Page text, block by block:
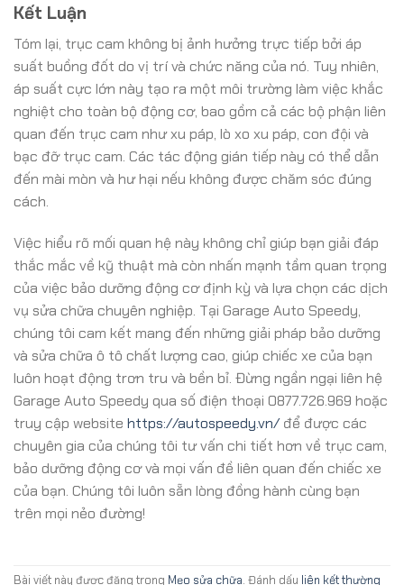
Kết Luận
Tóm lại, trục cam không bị ảnh hưởng trực tiếp bởi áp
suất buồng đốt do vị trí và chức năng của nó. Tuy nhiên,
áp suất cực lớn này tạo ra một môi trường làm việc khắc
nghiệt cho toàn bộ động cơ, bao gồm cả các bộ phận liên
quan đến trục cam như xu páp, lò xo xu páp, con đội và
bạc đỡ trục cam. Các tác động gián tiếp này có thể dẫn
đến mài mòn và hư hại nếu không được chăm sóc đúng
cách.
Việc hiểu rõ mối quan hệ này không chỉ giúp bạn giải đáp
thắc mắc về kỹ thuật mà còn nhấn mạnh tầm quan trọng
của việc bảo dưỡng động cơ định kỳ và lựa chọn các dịch
vụ sửa chữa chuyên nghiệp. Tại Garage Auto Speedy,
chúng tôi cam kết mang đến những giải pháp bảo dưỡng
và sửa chữa ô tô chất lượng cao, giúp chiếc xe của bạn
luôn hoạt động trơn tru và bền bỉ. Đừng ngần ngại liên hệ
Garage Auto Speedy qua số điện thoại 0877.726.969 hoặc
truy cập website https://autospeedy.vn/để được các
chuyên gia của chúng tôi tư vấn chi tiết hơn về trục cam,
bảo dưỡng động cơ và mọi vấn đề liên quan đến chiếc xe
của bạn. Chúng tôi luôn sẵn lòng đồng hành cùng bạn
trên mọi nẻo đường!
Bài viết này được đăng trong Mẹo sửa chữa. Đánh dấu liên kết thường